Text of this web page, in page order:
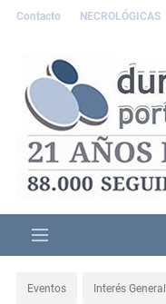
Contacto NECROLÓGICAS
Eventos Interés General